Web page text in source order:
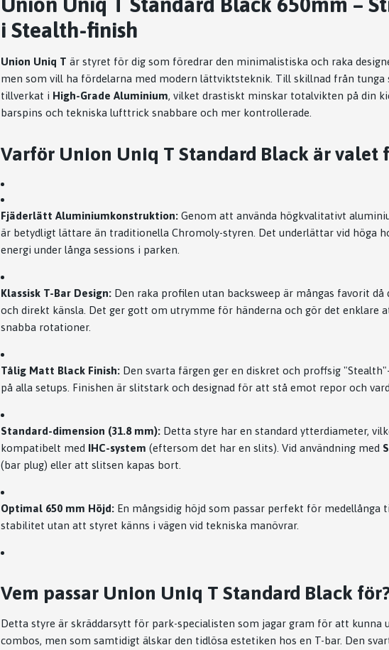
i Stealth-finish
Union Uniq T är styret för dig som föredrar den minimalistiska och raka
men som vill ha fördelarna med modern lättviktsteknik. Till skillnad från tunga
tillverkat i High-Grade Aluminium, vilket drastiskt minskar totalvikten på din
barspins och tekniska lufttrick snabbare och mer kontrollerade.
Varför Union Uniq T Standard Black är valet
Fjäderlätt Aluminiumkonstruktion: Genom att använda högkvalitativt
är betydligt lättare än traditionella Chromoly-styren. Det underlättar vid höga
energi under långa sessions i parken.
Klassisk T-Bar Design: Den raka profilen utan backsweep är mångas favorit då
och direkt känsla. Det ger gott om utrymme för händerna och gör det enklare
snabba rotationer.
Tålig Matt Black Finish: Den svarta färgen ger en diskret och proffsig
på alla setups. Finishen är slitstark och designad för att stå emot repor och
Standard-dimension (31.8 mm): Detta styre har en standard ytterdiameter,
kompatibelt med IHC-system (eftersom det har en slits). Vid användning med
(bar plug) eller att slitsen kapas bort.
Optimal 650 mm Höjd: En mångsidig höjd som passar perfekt för medellånga
stabilitet utan att styret känns i vägen vid tekniska manövrar.
Vem passar Union Uniq T Standard Black
Detta styre är skräddarsytt för park-specialisten som jagar gram för att kunna
combos, men som samtidigt älskar den tidlösa estetiken hos en T-bar. Den